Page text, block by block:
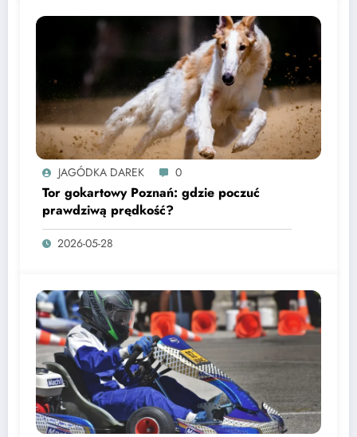
JAGÓDKA DAREK 0
Tor gokartowy Poznań: gdzie poczuć
prawdziwą prędkość?
2026-05-28